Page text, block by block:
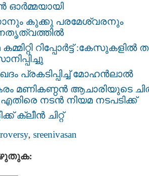
ഓര്‍മ്മയായി
കുക്കു പരമേശ്വരനും
റിപ്പോർട്ട് : കേസുകളിൽ
പ്രകടിപ്പിച്ച് മോഹൻലാൽ
മണികണ്ഠൻ ആചാരിയുടെ
നടൻ നിയമ നടപടിക്ക്
ക്ലീന്‍ ചിറ്റ്
, sreenivasan